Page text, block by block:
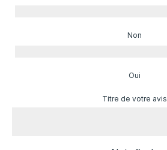
Non
Oui
Titre de votre avis